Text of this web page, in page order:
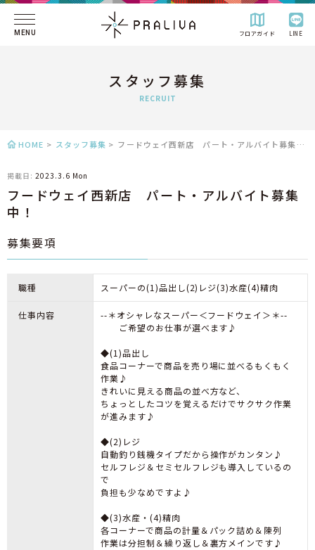
MENU フロアガイド LINE
スタッフ募集
RECRUIT
HOME > スタッフ募集 > フードウェイ西新店 パート・アルバイト募集中！
掲載日: 2023.3.6 Mon
フードウェイ西新店 パート・アルバイト募集
中！
募集要項
職種 スーパーの(1)品出し(2)レジ(3)水産(4)精肉
仕事内容
--＊オシャレなスーパー＜フードウェイ＞＊--
ご希望のお仕事が選べます♪
◆(1)品出し
食品コーナーで商品を売り場に並べるもくもく
作業♪
きれいに見える商品の並べ方など、
ちょっとしたコツを覚えるだけでサクサク作業
が進みます♪
◆(2)レジ
自動釣り銭機タイプだから操作がカンタン♪
セルフレジ＆セミセルフレジも導入しているの
で
負担も少なめですよ♪
◆(3)水産・(4)精肉
各コーナーで商品の計量＆パック詰め＆陳列
作業は分担制＆繰り返し＆裏方メインです♪